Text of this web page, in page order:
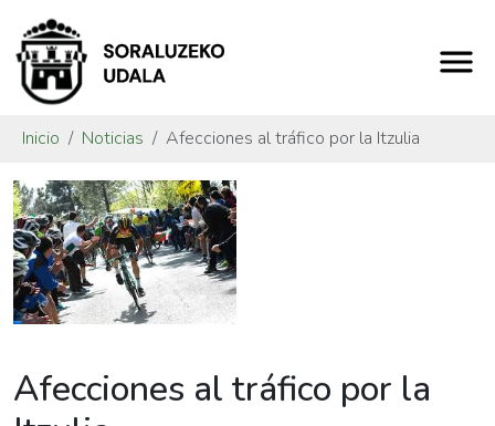
Inicio Noticias Afecciones al tráfico por la Itzulia
Afecciones al tráfico por la